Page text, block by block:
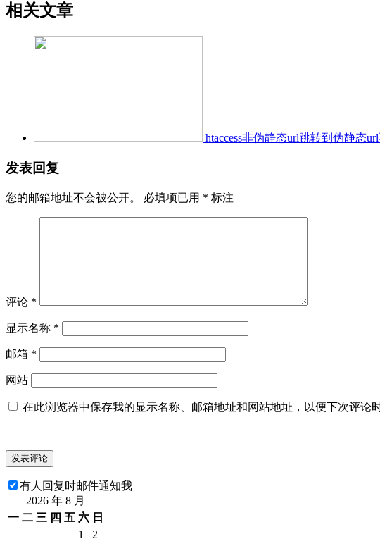
相关文章
htaccess非伪静态url跳转到伪静态
发表回复
您的邮箱地址不会被公开。 必填项已用 * 标注
评论 *
显示名称 *
邮箱 *
网站
在此浏览器中保存我的显示名称、邮箱地址和网站地址，以便下次评论时
有人回复时邮件通知我
2026 年 8 月
一 二 三 四 五 六 日
1
2